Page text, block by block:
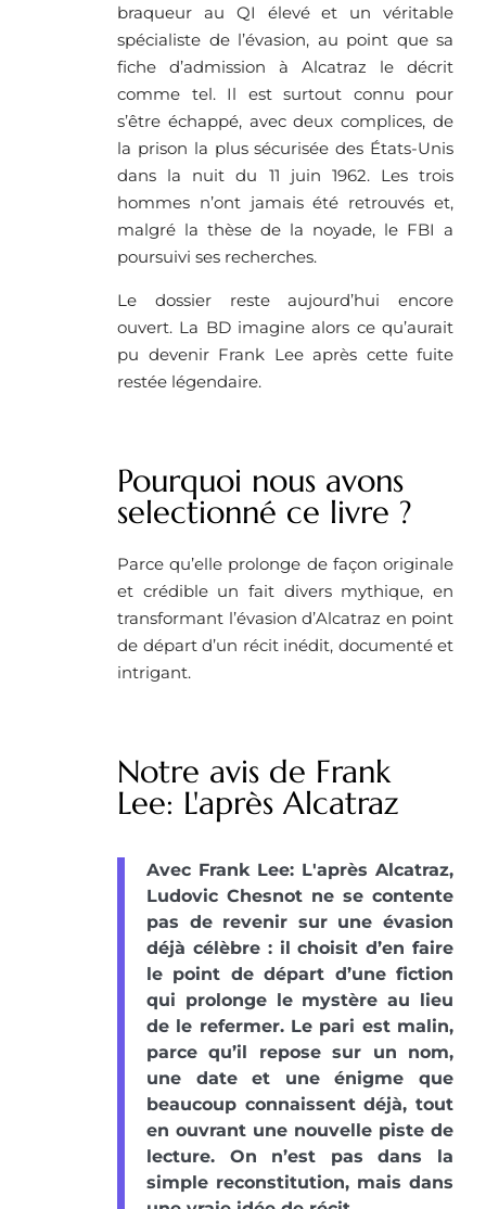
braqueur au QI élevé et un véritable
spécialiste de l’évasion, au point que sa
fiche d’admission à Alcatraz le décrit
comme tel. Il est surtout connu pour
s’être échappé, avec deux complices, de
la prison la plus sécurisée des États-Unis
dans la nuit du 11 juin 1962. Les trois
hommes n’ont jamais été retrouvés et,
malgré la thèse de la noyade, le FBI a
poursuivi ses recherches.
Le dossier reste aujourd’hui encore
ouvert. La BD imagine alors ce qu’aurait
pu devenir Frank Lee après cette fuite
restée légendaire.
Pourquoi nous avons
selectionné ce livre ? ​
Parce qu’elle prolonge de façon originale
et crédible un fait divers mythique, en
transformant l’évasion d’Alcatraz en point
de départ d’un récit inédit, documenté et
intrigant.
Notre avis de Frank
Lee: L'après Alcatraz
Avec Frank Lee: L'après Alcatraz,
Ludovic Chesnot ne se contente
pas de revenir sur une évasion
déjà célèbre : il choisit d’en faire
le point de départ d’une fiction
qui prolonge le mystère au lieu
de le refermer. Le pari est malin,
parce qu’il repose sur un nom,
une date et une énigme que
beaucoup connaissent déjà, tout
en ouvrant une nouvelle piste de
lecture. On n’est pas dans la
simple reconstitution, mais dans